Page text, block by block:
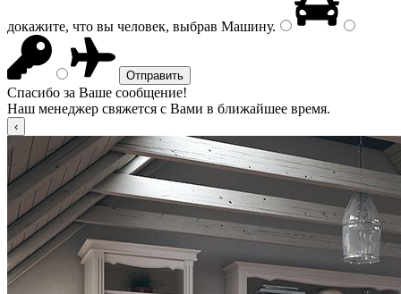
докажите, что вы человек, выбрав Машину.
Спасибо за Ваше сообщение!
Наш менеджер свяжется с Вами в ближайшее время.